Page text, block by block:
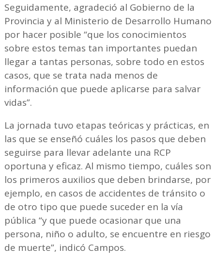
Seguidamente, agradeció al Gobierno de la
Provincia y al Ministerio de Desarrollo Humano
por hacer posible “que los conocimientos
sobre estos temas tan importantes puedan
llegar a tantas personas, sobre todo en estos
casos, que se trata nada menos de
información que puede aplicarse para salvar
vidas”.
La jornada tuvo etapas teóricas y prácticas, en
las que se enseñó cuáles los pasos que deben
seguirse para llevar adelante una RCP
oportuna y eficaz. Al mismo tiempo, cuáles son
los primeros auxilios que deben brindarse, por
ejemplo, en casos de accidentes de tránsito o
de otro tipo que puede suceder en la vía
pública “y que puede ocasionar que una
persona, niño o adulto, se encuentre en riesgo
de muerte”, indicó Campos.